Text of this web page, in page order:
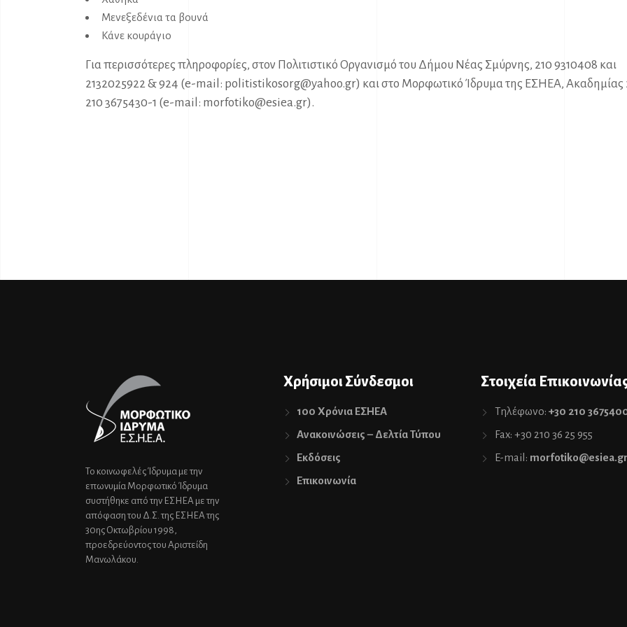
Μενεξεδένια τα βουνά
Κάνε κουράγιο
Για περισσότερες πληροφορίες, στον Πολιτιστικό Οργανισμό του Δήμου Νέας Σμύρνης, 210 9310408 και
2132025922 & 924 (e-mail: politistikosorg@yahoo.gr) και στο Μορφωτικό Ίδρυμα της ΕΣΗΕΑ, Ακαδημίας
210 3675430-1 (e-mail: morfotiko@esiea.gr).
Το κοινωφελές Ίδρυμα με την
επωνυμία Μορφωτικό Ίδρυμα
συστήθηκε από την ΕΣΗΕΑ με την
απόφαση του Δ.Σ. της ΕΣΗΕΑ της
30ης Οκτωβρίου 1998,
προεδρεύοντος του Αριστείδη
Μανωλάκου.
Χρήσιμοι Σύνδεσμοι
100 Χρόνια ΕΣΗΕΑ
Ανακοινώσεις – Δελτία Τύπου
Εκδόσεις
Επικοινωνία
Στοιχεία
Τηλέφωνο: +30 210
Fax: +30 210 36 25 955
E-mail: morfotiko@esiea.gr